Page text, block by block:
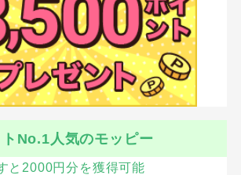
No.1人気のモッピー
と2000円分を獲得可能